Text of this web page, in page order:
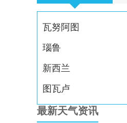
瓦努阿图
瑙鲁
新西兰
图瓦卢
最新天气资讯